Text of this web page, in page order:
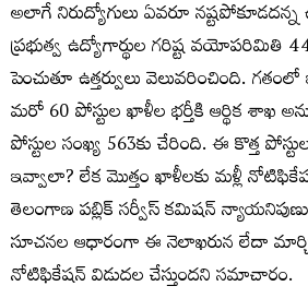
అలాగే నిరుద్యోగులు ఏవరూ నష్టపోకూడదన్న
ప్రభుత్వ ఉద్యోగార్థుల గరిష్ట వయోపరిమితి 44
పెంచుతూ ఉత్తర్వులు వెలువరించింది. గతంలో
మరో 60 పోస్టుల ఖాళీల భర్తీకి ఆర్థిక శాఖ
పోస్టుల సంఖ్య 563కు చేరింది. ఈ కొత్త
ఇవ్వాలా? లేక మొత్తం ఖాళీలకు మళ్లీ
తెలంగాణ పబ్లిక్‌ సర్వీస్‌ కమిషన్‌
సూచనల ఆధారంగా ఈ నెలాఖరున లేదా
నోటిఫికేషన్‌ విడుదల చేస్తుందని సమాచారం.